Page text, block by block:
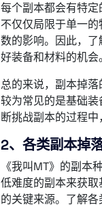
每个副本都会有特
不仅仅局限于单一
数的影响。因此，
好装备和材料的机会。
总的来说，副本掉
较为常见的是基础
断挑战副本的过程
2、各类副本掉
《我叫MT》的副本
低难度的副本来获
的关键来源。了解各